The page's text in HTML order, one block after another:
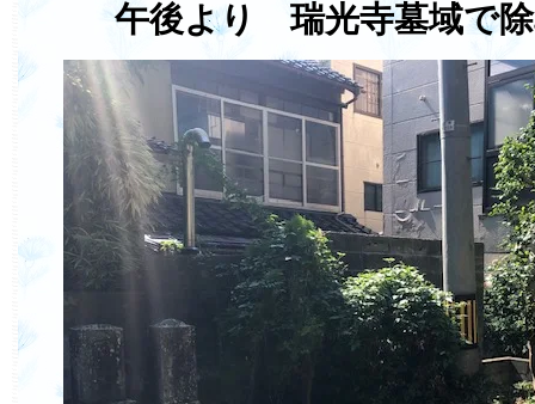
午後より 瑞光寺墓域で除